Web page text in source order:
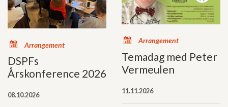
x Arrangement
DSPFs
Årskonference 2026
08.10.2026
x Arrangement
Temadag med Peter
Vermeulen
11.11.2026